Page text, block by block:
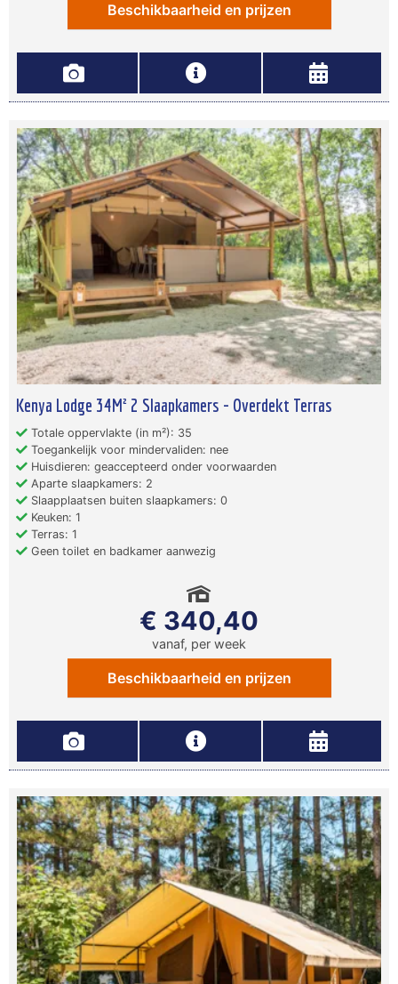
Beschikbaarheid en prijzen
Kenya Lodge 34M² 2 Slaapkamers - Overdekt Terras
Totale oppervlakte (in m²): 35
Toegankelijk voor mindervaliden: nee
Huisdieren: geaccepteerd onder voorwaarden
Aparte slaapkamers: 2
Slaapplaatsen buiten slaapkamers: 0
Keuken: 1
Terras: 1
Geen toilet en badkamer aanwezig
€ 340,40
vanaf, per week
Beschikbaarheid en prijzen